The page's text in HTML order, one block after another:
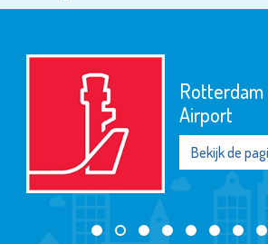
Rotterdam
Airport
Bekijk de